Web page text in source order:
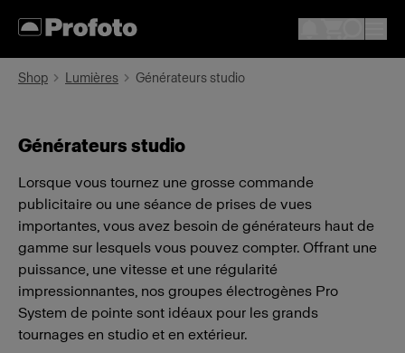
Shop Lumières Générateurs studio
Générateurs studio
Lorsque vous tournez une grosse commande
publicitaire ou une séance de prises de vues
importantes, vous avez besoin de générateurs haut de
gamme sur lesquels vous pouvez compter. Offrant une
puissance, une vitesse et une régularité
impressionnantes, nos groupes électrogènes Pro
System de pointe sont idéaux pour les grands
tournages en studio et en extérieur.